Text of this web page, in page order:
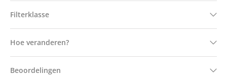
Filterklasse
Hoe veranderen?
Beoordelingen